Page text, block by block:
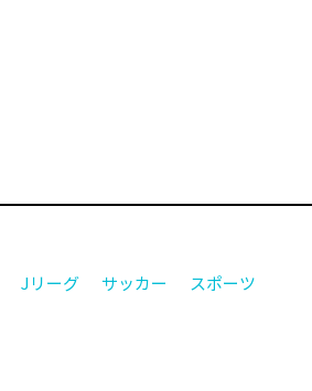
Jリーグ サッカー スポーツ